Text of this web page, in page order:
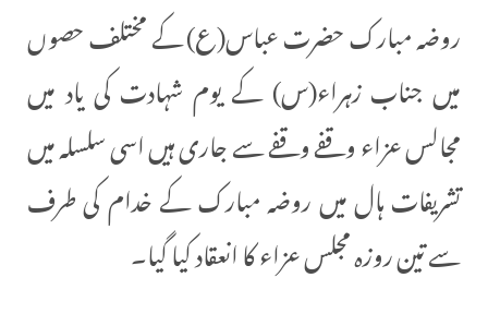
روضہ مبارک حضرت عباس(ع) کے مختلف حصوں
میں جناب زہراء(س) کے یوم شہادت کی یاد میں
مجالس عزاء وقفے وقفے سے جاری ہیں اسی سلسلہ میں
تشریفات ہال میں روضہ مبارک کے خدام کی طرف
سے تین روزہ مجلس عزاء کا انعقاد کیا گیا۔